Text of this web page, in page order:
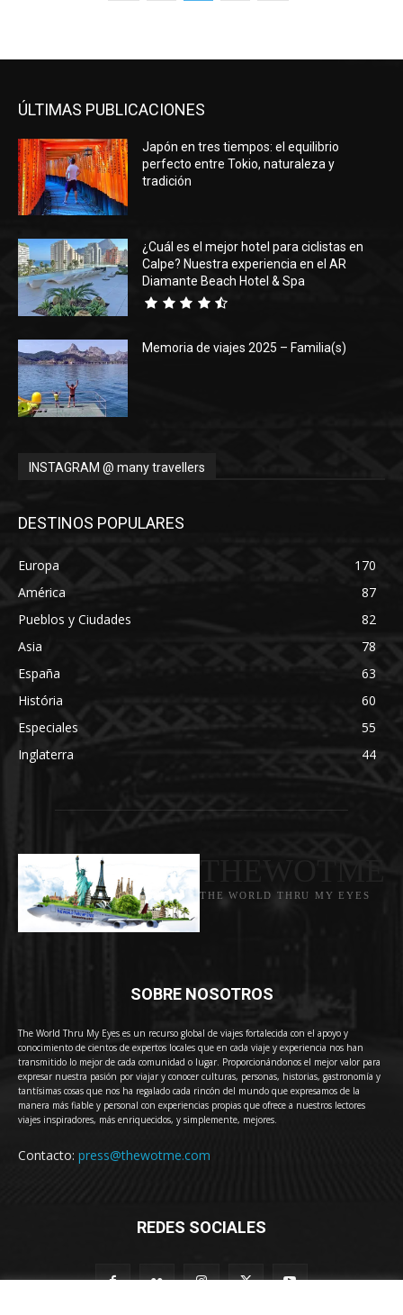
ÚLTIMAS PUBLICACIONES
Japón en tres tiempos: el equilibrio
perfecto entre Tokio, naturaleza y
tradición
¿Cuál es el mejor hotel para ciclistas en
Calpe? Nuestra experiencia en el AR
Diamante Beach Hotel & Spa
Memoria de viajes 2025 – Familia(s)
INSTAGRAM @ many travellers
DESTINOS POPULARES
Europa
170
América
87
Pueblos y Ciudades
82
Asia
78
España
63
História
60
Especiales
55
Inglaterra
44
THE WORLD THRU MY EYES
SOBRE NOSOTROS
The World Thru My Eyes es un recurso global de viajes fortalecida con el apoyo y
conocimiento de cientos de expertos locales que en cada viaje y experiencia nos han
transmitido lo mejor de cada comunidad o lugar. Proporcionándonos el mejor valor para
expresar nuestra pasión por viajar y conocer culturas, personas, historias, gastronomía y
tantísimas cosas que nos ha regalado cada rincón del mundo que expresamos de la
manera más fiable y personal con experiencias propias que ofrece a nuestros lectores
viajes inspiradores, más enriquecidos, y simplemente, mejores.
Contacto: press@thewotme.com
REDES SOCIALES